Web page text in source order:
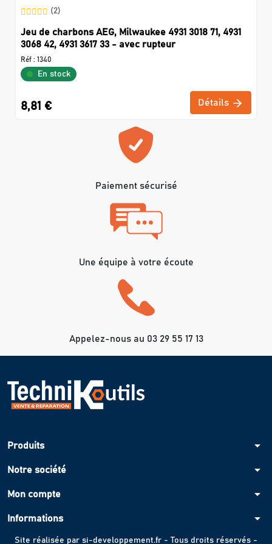
(2)
Jeu de charbons AEG, Milwaukee 4931 3018 71, 4931
3068 42, 4931 3617 33 - avec rupteur
Réf : 1340
En stock
8,81 € Détails
Paiement sécurisé
Une équipe à votre écoute
Appelez-nous au 03 29 55 17 13
Produits arrow_drop_down
Notre société arrow_drop_down
Mon compte arrow_drop_down
Informations arrow_drop_down
Site réalisée par si-developpement.fr - Tous droits réservés -